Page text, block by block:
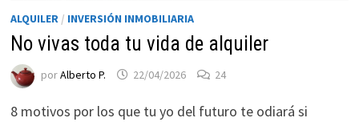
ALQUILER / INVERSIÓN INMOBILIARIA
No vivas toda tu vida de alquiler
porAlberto P. 22/04/2026 24
8 motivos por los que tu yo del futuro te odiará si
Necesarias
Estas
cookies no